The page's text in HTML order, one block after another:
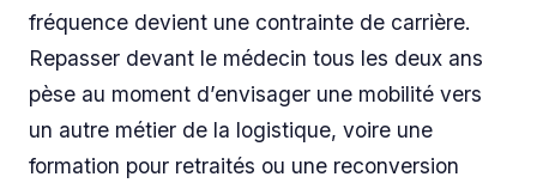
fréquence devient une contrainte de carrière.
Repasser devant le médecin tous les deux ans
pèse au moment d’envisager une mobilité vers
un autre métier de la logistique, voire une
formation pour retraités ou une reconversion